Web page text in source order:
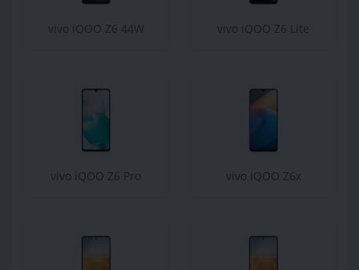
vivo iQOO Z6 44W vivo iQOO Z6 Lite
vivo iQOO Z6 Pro vivo iQOO Z6x